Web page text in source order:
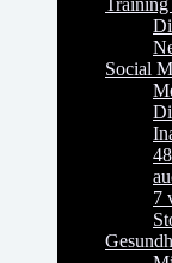
Social
7